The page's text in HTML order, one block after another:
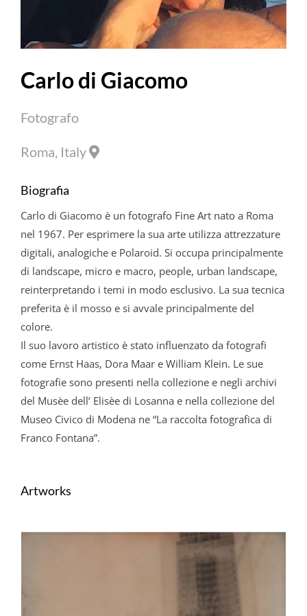
Carlo di Giacomo
Fotografo
Roma, Italy
Biografia
Carlo di Giacomoè un fotografo Fine Art nato a Roma
nel 1967. Per esprimere la sua arte utilizza attrezzature
digitali, analogiche e Polaroid. Si occupa principalmente
di landscape, micro e macro, people, urban landscape,
reinterpretando i temi in modo esclusivo. La sua tecnica
preferita è il mosso e si avvale principalmente del
colore.
Il suo lavoro artistico è stato influenzato da fotografi
come Ernst Haas, Dora Maar e William Klein. Le sue
fotografie sono presenti nella collezione e negli archivi
del Musèe dell’ Elisèe di Losanna e nella collezione del
Museo Civico di Modena ne “La raccolta fotografica di
Franco Fontana”.
Artworks